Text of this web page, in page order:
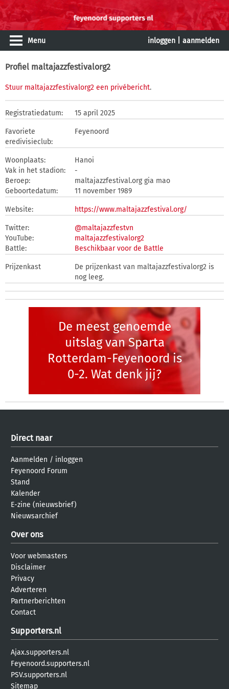
Menu inloggen aanmelden
Profiel maltajazzfestivalorg2
Stuur maltajazzfestivalorg2 een privébericht.
Registratiedatum: 15 april 2025
Favoriete
eredivisieclub:
Feyenoord
Woonplaats:
Hanoi
Vak in het stadion:
-
Beroep:
maltajazzfestival.org gia mao
Geboortedatum:
11 november 1989
Website: https://www.maltajazzfestival.org/
Twitter:
@maltajazzfestvn
YouTube:
maltajazzfestivalorg2
Battle:
Beschikbaar voor de Battle
Prijzenkast
De prijzenkast van maltajazzfestivalorg2 is
nog leeg.
De meest genoemde
uitslag van Sparta
Rotterdam-Feyenoord is
0-2. Wat denk jij?
Direct naar
Aanmelden / inloggen
Feyenoord Forum
Stand
Kalender
E-zine (nieuwsbrief)
Nieuwsarchief
Over ons
Voor webmasters
Disclaimer
Privacy
Adverteren
Partnerberichten
Contact
Supporters.nl
Ajax.supporters.nl
Feyenoord.supporters.nl
PSV.supporters.nl
Sitemap